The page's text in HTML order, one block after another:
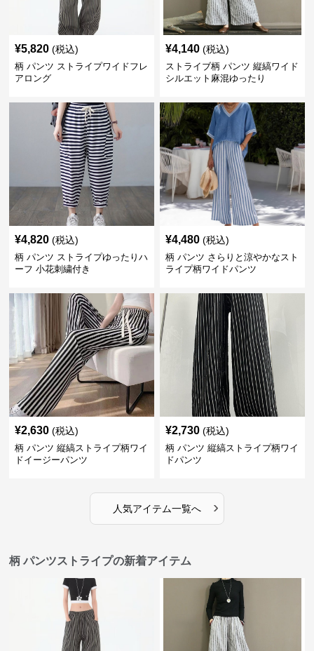
¥5,820 (税込)
柄 パンツ ストライプワイドフレ
アロング
¥4,140 (税込)
ストライブ柄 パンツ 縦縞ワイド
シルエット麻混ゆったり
¥4,820 (税込)
柄 パンツ ストライプゆったりハ
ーフ 小花刺繍付き
¥4,480 (税込)
柄 パンツ さらりと涼やかなスト
ライプ柄ワイドパンツ
¥2,630 (税込)
柄 パンツ 縦縞ストライプ柄ワイ
ドイージーパンツ
¥2,730 (税込)
柄 パンツ 縦縞ストライプ柄ワイ
ドパンツ
人気アイテム一覧へ ›
柄 パンツストライプの新着アイテム